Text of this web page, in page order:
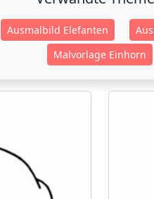
Ausmalbild Elefanten
Malvorlage Einhorn